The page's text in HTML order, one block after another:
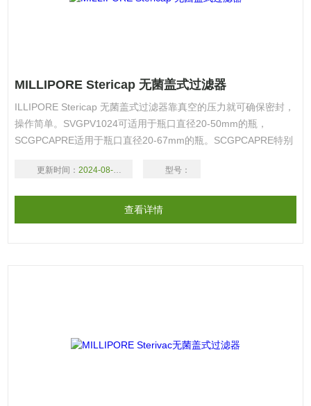
MILLIPORE Stericap 无菌盖式过滤器
ILLIPORE Stericap 无菌盖式过滤器靠真空的压力就可确保密封，
操作简单。SVGPV1024可适用于瓶口直径20-50mm的瓶，
SCGPCAPRE适用于瓶口直径20-67mm的瓶。SCGPCAPRE特别
滤，可防止气阻的形成。 详细资料： 产品编号 产品描述 产品包
更新时间： 2024-08-17 型号：
查看详情